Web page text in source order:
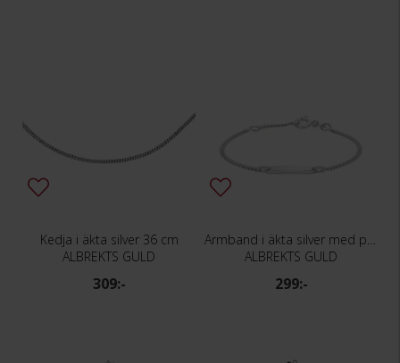
Kedja i äkta silver 36 cm
ALBREKTS GULD
309:-
ALBREKTS GULD
299:-